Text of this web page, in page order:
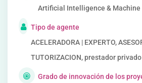
Artificial Intelligence & Machine
Tipo de agente
ACELERADORA | EXPERTO,
TUTORIZACION, prestador
Grado de innovación de los